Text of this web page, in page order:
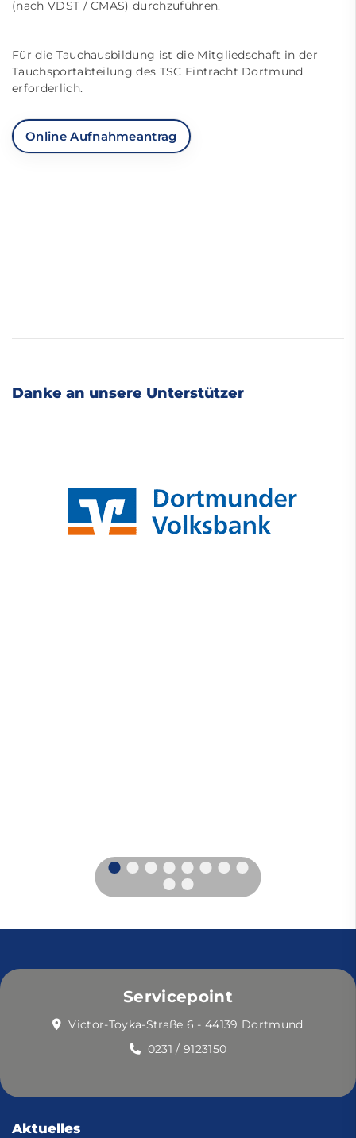
(nach VDST / CMAS) durchzuführen.
Für die Tauchausbildung ist die Mitgliedschaft in der
Tauchsportabteilung des TSC Eintracht Dortmund
erforderlich.
Online Aufnahmeantrag
Danke an unsere Unterstützer
Servicepoint
Victor-Toyka-Straße 6 - 44139 Dortmund
0231 / 9123150
Aktuelles